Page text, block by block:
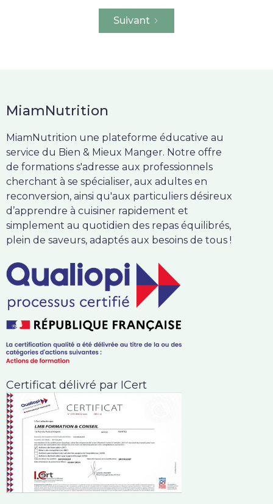
Suivant
MiamNutrition
MiamNutrition une plateforme éducative au
service du Bien & Mieux Manger. Notre offre
de formations s'adresse aux professionnels
cherchant à se spécialiser, aux adultes en
reconversion, ainsi qu'aux particuliers désireux
d’apprendre à cuisiner rapidement et
simplement au quotidien des repas équilibrés,
plein de saveurs, adaptés aux besoins de tous !
Certificat délivré par ICert